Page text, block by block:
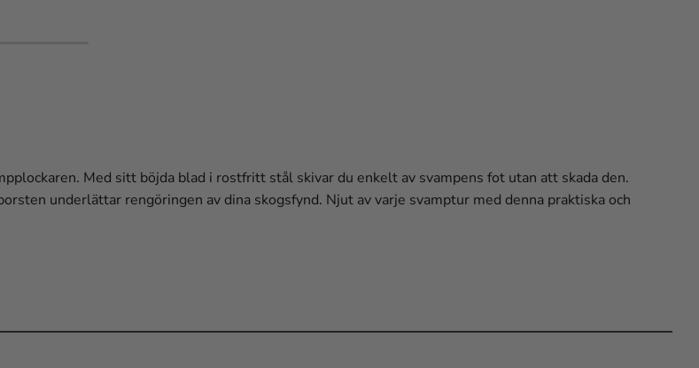
Med sitt böjda blad i rostfritt stål skivar du enkelt av svampens fot utan att skada den.
underlättar rengöringen av dina skogsfynd. Njut av varje svamptur med denna praktiska och